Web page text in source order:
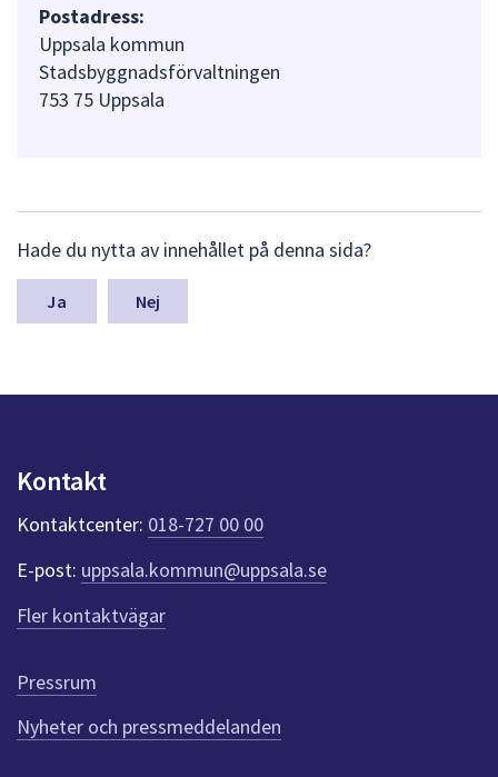
Postadress:
Uppsala kommun
Stadsbyggnadsförvaltningen
753 75 Uppsala
ä
m
a
n
k
e
r
f
ö
r
e
n
n
a
Hade du nytta av innehållet på denna sida?
Nej
Kontakt
Kontaktcenter: 018-727 00 00
E-post: uppsala.kommun@uppsala.se
Fler kontaktvägar
Pressrum
Nyheter och pressmeddelanden